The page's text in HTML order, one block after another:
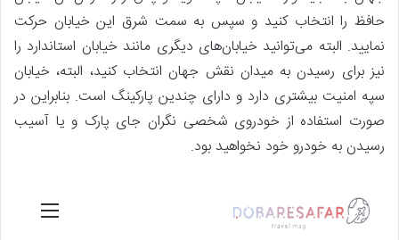
حافظ را انتخاب کنید و سپس به سمت شرق این خیابان حرکت
نمایید. البته می‌توانید خیابان‌های دیگری مانند خیابان استاندارد را
نیز برای رسیدن به میدان نقش جهان انتخاب کنید، البته، خیابان
سپه امنیت بیشتری دارد و دارای چندین پارکینگ است. بنابراین در
صورت استفاده از خودروی شخصی نگران جای پارک و یا آسیب
رسیدن به خودرو خود نخواهید بود.